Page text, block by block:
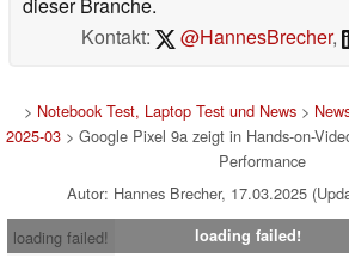
Kontakt:
@HannesBrecher,
> Notebook Test, Laptop Test und News>
2025-03 > Google Pixel 9a zeigt in Hands-on-
Performance
Autor: Hannes Brecher, 17.03.2025
loading failed!
loading failed!